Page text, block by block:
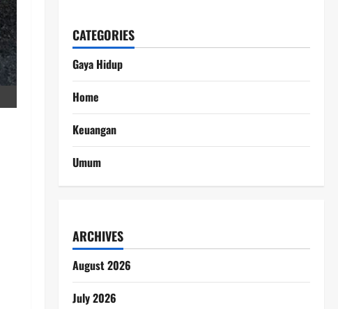
CATEGORIES
Gaya Hidup
Home
Keuangan
Umum
ARCHIVES
August 2026
July 2026